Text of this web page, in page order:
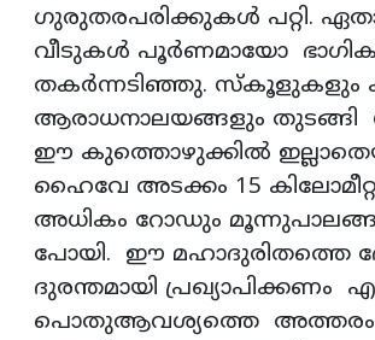
ഗുരുതരപരിക്കുകൾ പറ്റി.
വീടുകൾ പൂർണമായോ
തകർന്നടിഞ്ഞു. സ്‌കൂളുകളും
ആരാധനാലയങ്ങളും
ഈ കുത്തൊഴുക്കിൽ
ഹൈവേ അടക്കം 15
അധികം റോഡും
പോയി. ഈ മഹാദുരിതത്തെ
ദുരന്തമായി പ്രഖ്യാപിക്കണം
പൊതുആവശ്യത്തെ